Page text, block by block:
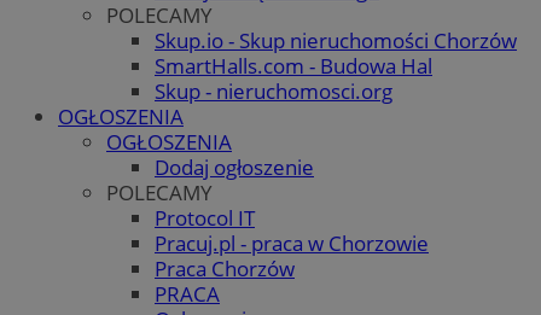
POLECAMY
Skup.io - Skup nieruchomości Chorzów
SmartHalls.com - Budowa Hal
Skup - nieruchomosci.org
OGŁOSZENIA
OGŁOSZENIA
Dodaj ogłoszenie
POLECAMY
Protocol IT
Pracuj.pl - praca w Chorzowie
Praca Chorzów
PRACA